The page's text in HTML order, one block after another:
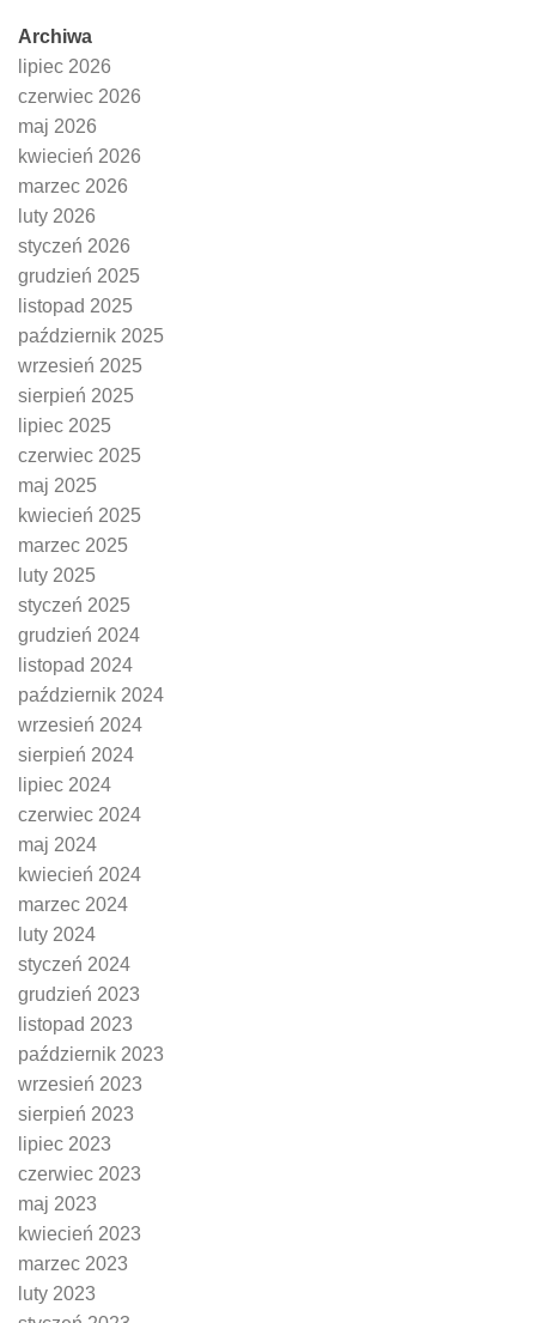
Archiwa
lipiec 2026
czerwiec 2026
maj 2026
kwiecień 2026
marzec 2026
luty 2026
styczeń 2026
grudzień 2025
listopad 2025
październik 2025
wrzesień 2025
sierpień 2025
lipiec 2025
czerwiec 2025
maj 2025
kwiecień 2025
marzec 2025
luty 2025
styczeń 2025
grudzień 2024
listopad 2024
październik 2024
wrzesień 2024
sierpień 2024
lipiec 2024
czerwiec 2024
maj 2024
kwiecień 2024
marzec 2024
luty 2024
styczeń 2024
grudzień 2023
listopad 2023
październik 2023
wrzesień 2023
sierpień 2023
lipiec 2023
czerwiec 2023
maj 2023
kwiecień 2023
marzec 2023
luty 2023